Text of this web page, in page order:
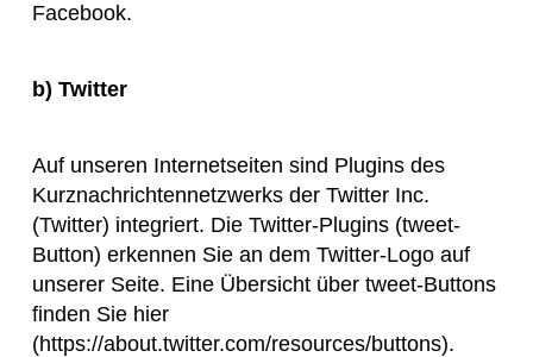
Facebook.
b) Twitter
Auf unseren Internetseiten sind Plugins des
Kurznachrichtennetzwerks der Twitter Inc.
(Twitter) integriert. Die Twitter-Plugins (tweet-
Button) erkennen Sie an dem Twitter-Logo auf
unserer Seite. Eine Übersicht über tweet-Buttons
finden Sie hier
(https://about.twitter.com/resources/buttons).